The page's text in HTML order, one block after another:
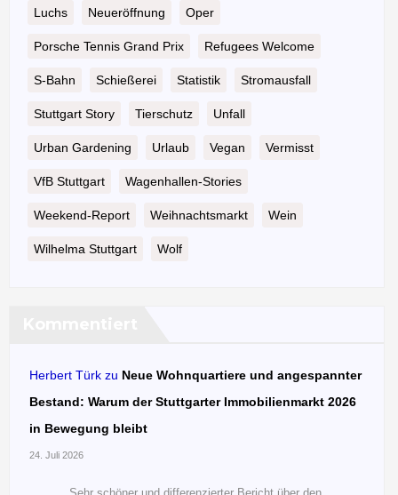
Luchs Neueröffnung Oper
Porsche Tennis Grand Prix Refugees Welcome
S-Bahn Schießerei Statistik Stromausfall
Stuttgart Story Tierschutz Unfall
Urban Gardening Urlaub Vegan Vermisst
VfB Stuttgart Wagenhallen-Stories
Weekend-Report Weihnachtsmarkt Wein
Wilhelma Stuttgart Wolf
Herbert Türk zu Neue Wohnquartiere und angespannter
Bestand: Warum der Stuttgarter Immobilienmarkt 2026
in Bewegung bleibt
24. Juli 2026